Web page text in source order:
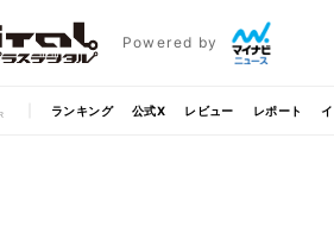
Powered by
ランキング 公式X レビュー レポート